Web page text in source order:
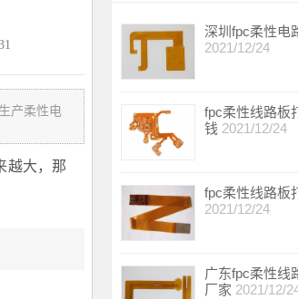
产柔性电
越大，那
深圳fpc柔性电
2021/12/24
fpc柔性线路板
钱 2021/12/24
fpc柔性线路板
2021/12/24
广东fpc柔性线
厂家 2021/12/